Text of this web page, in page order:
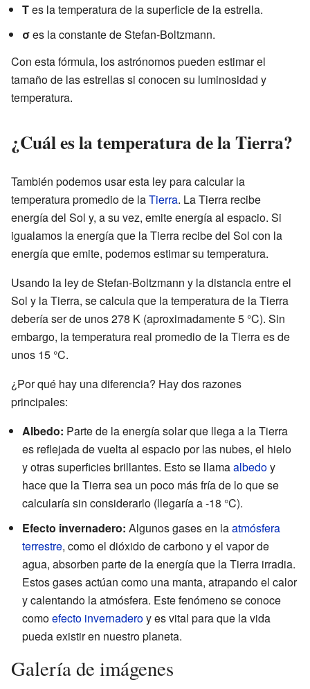
Tes la temperatura de la superficie de la estrella.
σes la constante de Stefan-Boltzmann.
Con esta fórmula, los astrónomos pueden estimar el
tamaño de las estrellas si conocen su luminosidad y
temperatura.
¿Cuál es la temperatura de la Tierra?
También podemos usar esta ley para calcular la
temperatura promedio de laTierra. La Tierra recibe
energía del Sol y, a su vez, emite energía al espacio. Si
igualamos la energía que la Tierra recibe del Sol con la
energía que emite, podemos estimar su temperatura.
Usando la ley de Stefan-Boltzmann y la distancia entre el
Sol y la Tierra, se calcula que la temperatura de la Tierra
debería ser de unos 278 K (aproximadamente 5 °C). Sin
embargo, la temperatura real promedio de la Tierra es de
unos 15 °C.
¿Por qué hay una diferencia? Hay dos razones
principales:
Albedo: Parte de la energía solar que llega a la Tierra
es reflejada de vuelta al espacio por las nubes, el hielo
y otras superficies brillantes. Esto se llamaalbedoy
hace que la Tierra sea un poco más fría de lo que se
calcularía sin considerarlo (llegaría a -18 °C).
Efecto invernadero: Algunos gases en laatmósfera
terrestre, como el dióxido de carbono y el vapor de
agua, absorben parte de la energía que la Tierra irradia.
Estos gases actúan como una manta, atrapando el calor
y calentando la atmósfera. Este fenómeno se conoce
comoefecto invernaderoy es vital para que la vida
pueda existir en nuestro planeta.
Galería de imágenes